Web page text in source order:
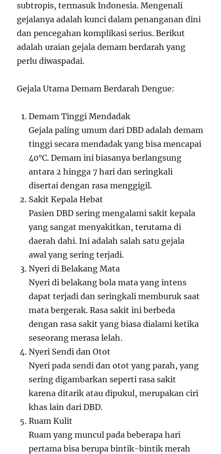
subtropis, termasuk Indonesia. Mengenali
gejalanya adalah kunci dalam penanganan dini
dan pencegahan komplikasi serius. Berikut
adalah uraian gejala demam berdarah yang
perlu diwaspadai.
Gejala Utama Demam Berdarah Dengue:
Demam Tinggi Mendadak
Gejala paling umum dari DBD adalah demam
tinggi secara mendadak yang bisa mencapai
40°C. Demam ini biasanya berlangsung
antara 2 hingga 7 hari dan seringkali
disertai dengan rasa menggigil.
Sakit Kepala Hebat
Pasien DBD sering mengalami sakit kepala
yang sangat menyakitkan, terutama di
daerah dahi. Ini adalah salah satu gejala
awal yang sering terjadi.
Nyeri di Belakang Mata
Nyeri di belakang bola mata yang intens
dapat terjadi dan seringkali memburuk saat
mata bergerak. Rasa sakit ini berbeda
dengan rasa sakit yang biasa dialami ketika
seseorang merasa lelah.
Nyeri Sendi dan Otot
Nyeri pada sendi dan otot yang parah, yang
sering digambarkan seperti rasa sakit
karena ditarik atau dipukul, merupakan ciri
khas lain dari DBD.
Ruam Kulit
Ruam yang muncul pada beberapa hari
pertama bisa berupa bintik-bintik merah